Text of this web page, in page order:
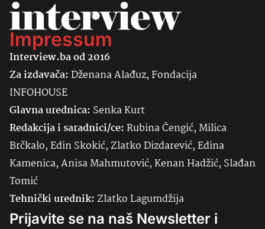
Impressum
Interview.ba od 2016
Za izdavača:Dženana Alađuz, Fondacija
INFOHOUSE
Glavna urednica: SenkaKurt
Redakcija i saradnici/ce:Rubina Čengić, Milica
Brčkalo, Edin Skokić, Zlatko Dizdarević, Edina
Kamenica, Anisa Mahmutović, Kenan Hadžić, Slađan
Tomić
Tehnički urednik:Zlatko Lagumdžija
Prijavite se na naš Newsletter i